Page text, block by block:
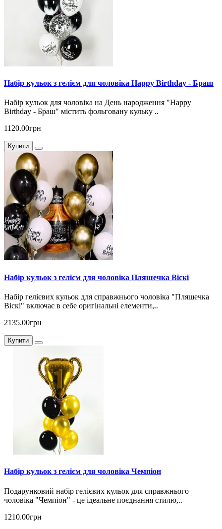
Набір кульок з гелієм для чоловіка Happy Birthday - Браш
Набір кульок для чоловіка на День народження "Happy
Birthday - Браш" містить фольговану кульку ..
1120.00грн
Купити
Набір кульок з гелієм для чоловіка Пляшечка Віскі
Набір гелієвих кульок для справжнього чоловіка "Пляшечка
Віскі" включає в себе оригінальні елементи,..
2135.00грн
Купити
Набір кульок з гелієм для чоловіка Чемпіон
Подарунковий набір гелієвих кульок для справжнього
чоловіка "Чемпіон" - це ідеальне поєднання стилю,..
1210.00грн